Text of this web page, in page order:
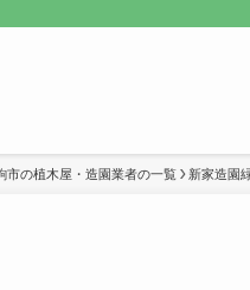
市の植木屋・造園業者の一覧 新家造園